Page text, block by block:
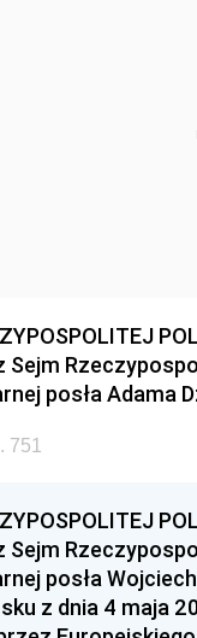
Sejm
posła Adama
751
Sejm
posła
z dnia 4 maja